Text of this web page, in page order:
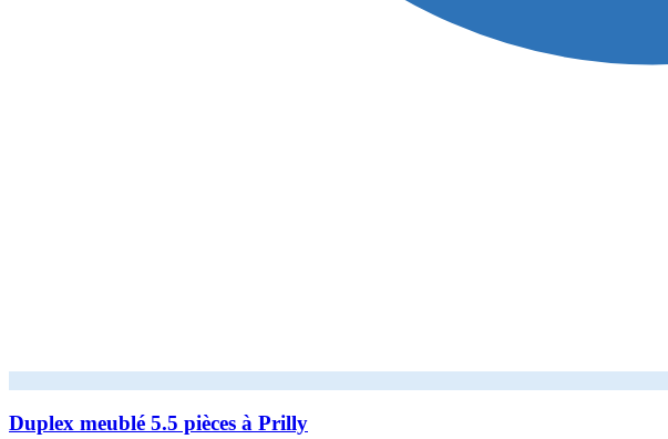
Duplex meublé 5.5 pièces à Prilly